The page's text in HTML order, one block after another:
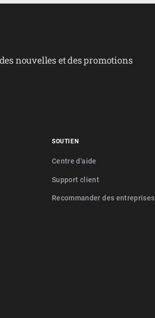
nouvelles et des promotions
SOUTIEN
Centre d'aide
Support client
Recommander des entreprises